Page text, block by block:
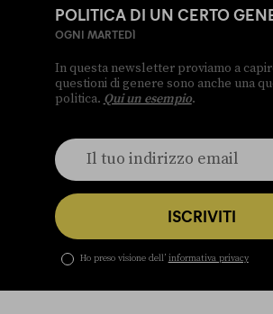
POLITICA DI UN CERTO
OGNI MARTEDÌ
In questa newsletter proviamo a
questioni di genere sono anche una
politica. Qui un esempio.
ISCRIVITI
Ho preso visione dell’ informativa privacy